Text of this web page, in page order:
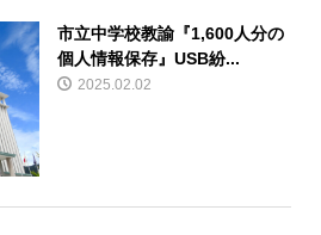
市立中学校教諭『1,600人分の
個人情報保存』USB紛...
2025.02.02